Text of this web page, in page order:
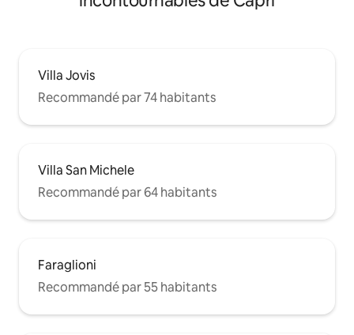
Villa Jovis
Recommandé par 74 habitants
Villa San Michele
Recommandé par 64 habitants
Faraglioni
Recommandé par 55 habitants